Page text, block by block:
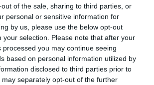
of the sale, sharing to third parties, or
personal or sensitive information for
by us, please use the below opt-out
your selection. Please note that after your
processed you may continue seeing
based on personal information utilized by
disclosed to third parties prior to
separately opt-out of the further
rangsor